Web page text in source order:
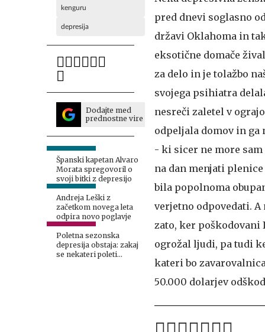
kenguru
depresija
Dodajte med
prednostne vire
Španski kapetan Alvaro
Morata spregovoril o
svoji bitki z depresijo
Andreja Leški z
začetkom novega leta
odpira novo poglavje
Poletna sezonska
depresija obstaja: zakaj
se nekateri poleti
pred dnevi soglasno
državi Oklahoma in
eksotične domače
za delo in je tolažbo
svojega psihiatra
nesreči zaletel v
odpeljala domov in ga
- ki sicer ne more
na dan menjati
bila popolnoma
verjetno odpovedati.
zato, ker
ogrožal ljudi, pa tudi
kateri bo
50.000 dolarjev